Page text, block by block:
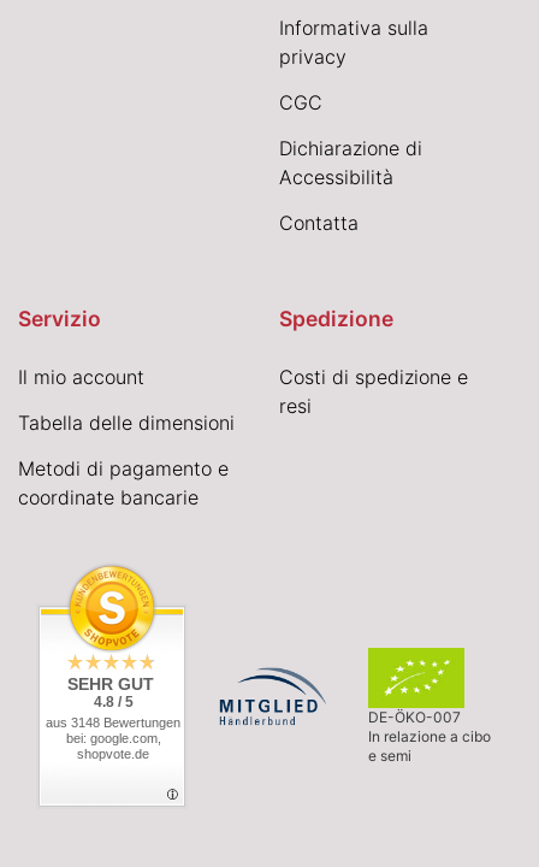
Informativa sulla
privacy
CGC
Dichiarazione di
Accessibilità
Contatta
Servizio
Il mio account
Tabella delle dimensioni
Metodi di pagamento e
coordinate bancarie
Spedizione
Costi di spedizione e
resi
SEHR GUT
4.8 / 5
aus 3148 Bewertungen
bei: google.com,
shopvote.de
DE-ÖKO-007
In relazione a cibo
e semi